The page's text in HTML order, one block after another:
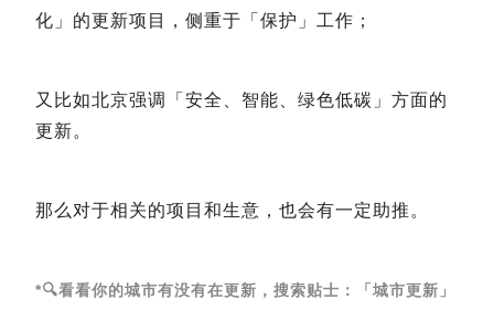
化」的更新项目，侧重于「保护」工作；
又比如北京强调「安全、智能、绿色低碳」方面的
更新。
那么对于相关的项目和生意，也会有一定助推。
*🔍看看你的城市有没有在更新，搜索贴士：「城市更新」